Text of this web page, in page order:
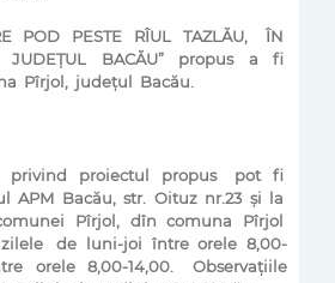
POD PESTE RÎUL TAZLĂU,
ÎN
JUDEȚUL BACĂU” propus a
fi
Pîrjol, județul Bacău.
privind proiectul propus pot
fi
APM Bacău, str. Oituz nr.23 și la
Pîrjol, dîn comuna
Pîrjol
zilele de luni-joi între orele 8,00-
orele 8,00-14,00.
Observațiile